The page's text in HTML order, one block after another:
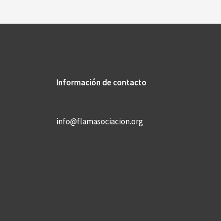
Información de contacto
info@flamasociacion.org